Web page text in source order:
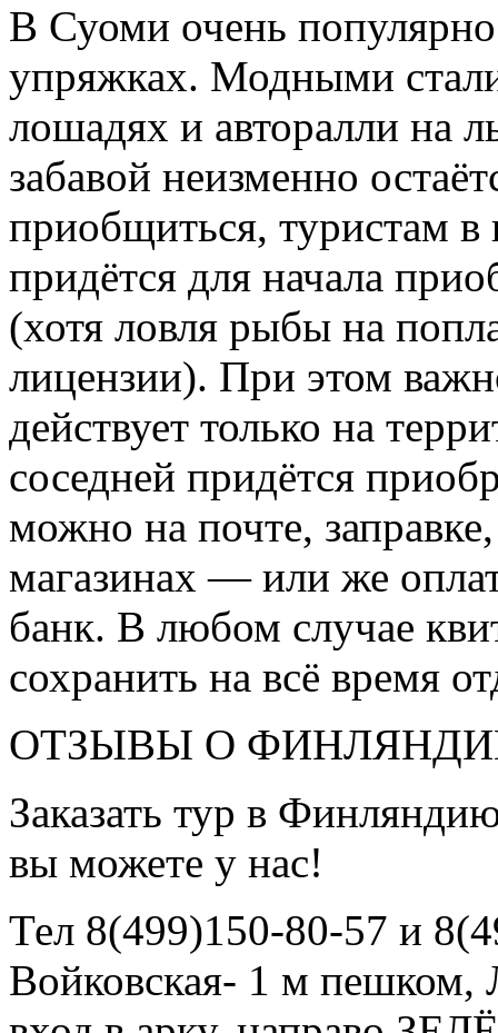
В Суоми очень популярно
упряжках. Модными
лошадях и авторалли на
забавой неизменно
приобщиться, туристам в
придётся для начала
(хотя ловля рыбы на
лицензии). При этом
действует только на
соседней придётся
можно на почте,
магазинах — или же
банк. В любом случае
сохранить на всё время
ОТЗЫВЫ О
Заказать тур в
вы можете у нас!
Тел 8(499)150-80-57 и
Войковская- 1 м пешком,